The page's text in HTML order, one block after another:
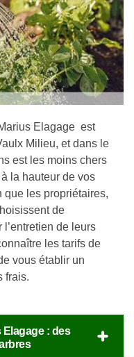
Elagage est
Milieu, et dans le
est les moins chers
la hauteur de vos
que les propriétaires,
de
l’entretien de leurs
les tarifs de
vous établir un
frais.
Elagage : des